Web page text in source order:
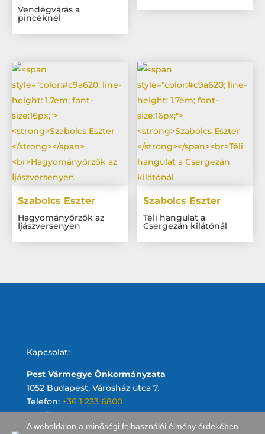
Vendégvárás a
pincéknél
Szabolcs Eszter
Hagyományőrzők az
Íjászversenyen
Szabolcs Eszter
Téli hangulat a
Csergezán kilátónál
Kapcsolat:
Pest Vármegye Önkormányzata
1052 Budapest, Városház utca 7.
Telefon: +36 1 233 6800
Email:
A weboldalon a minőségi felhasználói élmény érdekében